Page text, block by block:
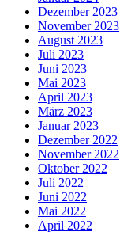
Dezember 2023
November 2023
August 2023
Juli 2023
Juni 2023
Mai 2023
April 2023
März 2023
Januar 2023
Dezember 2022
November 2022
Oktober 2022
Juli 2022
Juni 2022
Mai 2022
April 2022